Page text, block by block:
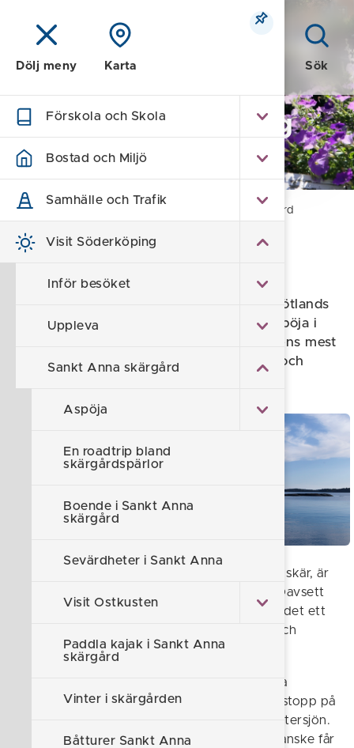
Meny Sök
Dölj meny Karta
Förskola och Skola
Bostad och Miljö
Samhälle och Trafik
Visit Söderköping
Inför besöket
Uppleva
Sankt Anna skärgård
Aspöja
En roadtrip bland
skärgårdspärlor
Boende i Sankt Anna
skärgård
Sevärdheter i Sankt Anna
Visit Ostkusten
Paddla kajak i Sankt Anna
skärgård
Vinter i skärgården
Båtturer Sankt Anna
Visit Söderköping
- turism
Hem Sankt Anna skärgård
Sankt Anna skärgård ligger mitt i Östergötlands
ljuvliga skärgård och sträcker sig från Aspöja i
norr till Södra Finnö i söder. En av världens mest
finskurna arkipelager med tusentals öar och
S:t Anna skärgård, med alla sina kobbar och skär, är
en fröjd att uppleva med kajak eller kanot. Oavsett
om du är nybörjare eller erfaren paddlare är det ett
ypperligt sätt att komma närmare naturen och
skärgårdslivet.
Packa en matsäck och paddla ut i den vackra
skärgården och njut av stillsamheten. Ta ett stopp på
någon liten ö och ta ett svalkande dopp i Östersjön.
Upplev det rika fågellivet på nära håll, och kanske får